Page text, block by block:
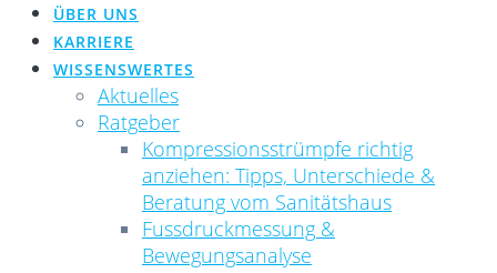
ÜBER UNS
KARRIERE
WISSENSWERTES
Aktuelles
Ratgeber
Kompressionsstrümpfe richtig
anziehen: Tipps, Unterschiede &
Beratung vom Sanitätshaus
Fussdruckmessung &
Bewegungsanalyse